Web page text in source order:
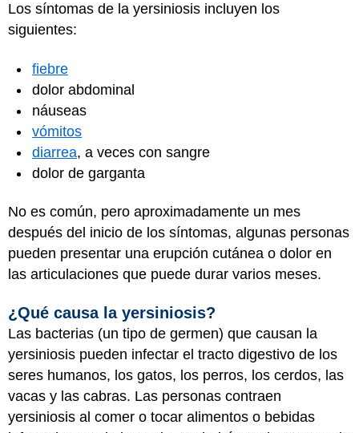
Los síntomas de la yersiniosis incluyen los
siguientes:
fiebre
dolor abdominal
náuseas
vómitos
diarrea, a veces con sangre
dolor de garganta
No es común, pero aproximadamente un mes
después del inicio de los síntomas, algunas personas
pueden presentar una erupción cutánea o dolor en
las articulaciones que puede durar varios meses.
¿Qué causa la yersiniosis?
Las bacterias (un tipo de germen) que causan la
yersiniosis pueden infectar el tracto digestivo de los
seres humanos, los gatos, los perros, los cerdos, las
vacas y las cabras. Las personas contraen
yersiniosis al comer o tocar alimentos o bebidas